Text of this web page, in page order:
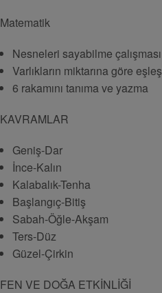
Matematik
Nesneleri sayabilme çalışması
Varlıkların miktarına göre
6 rakamını tanıma ve yazma
KAVRAMLAR
Geniş-Dar
İnce-Kalın
Kalabalık-Tenha
Başlangıç-Bitiş
Sabah-Öğle-Akşam
Ters-Düz
Güzel-Çirkin
FEN VE DOĞA ETKİNLİĞİ